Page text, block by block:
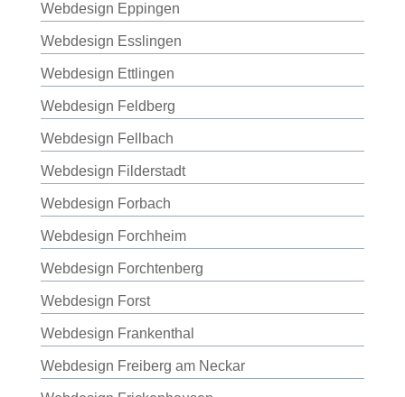
Webdesign Eppingen
Webdesign Esslingen
Webdesign Ettlingen
Webdesign Feldberg
Webdesign Fellbach
Webdesign Filderstadt
Webdesign Forbach
Webdesign Forchheim
Webdesign Forchtenberg
Webdesign Forst
Webdesign Frankenthal
Webdesign Freiberg am Neckar